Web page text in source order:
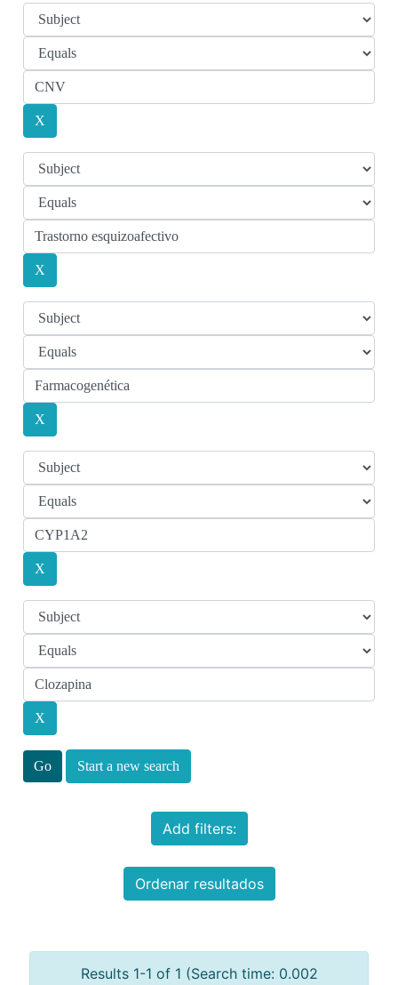
Start a new search
Add filters:
Ordenar resultados
Results 1-1 of 1 (Search time: 0.002